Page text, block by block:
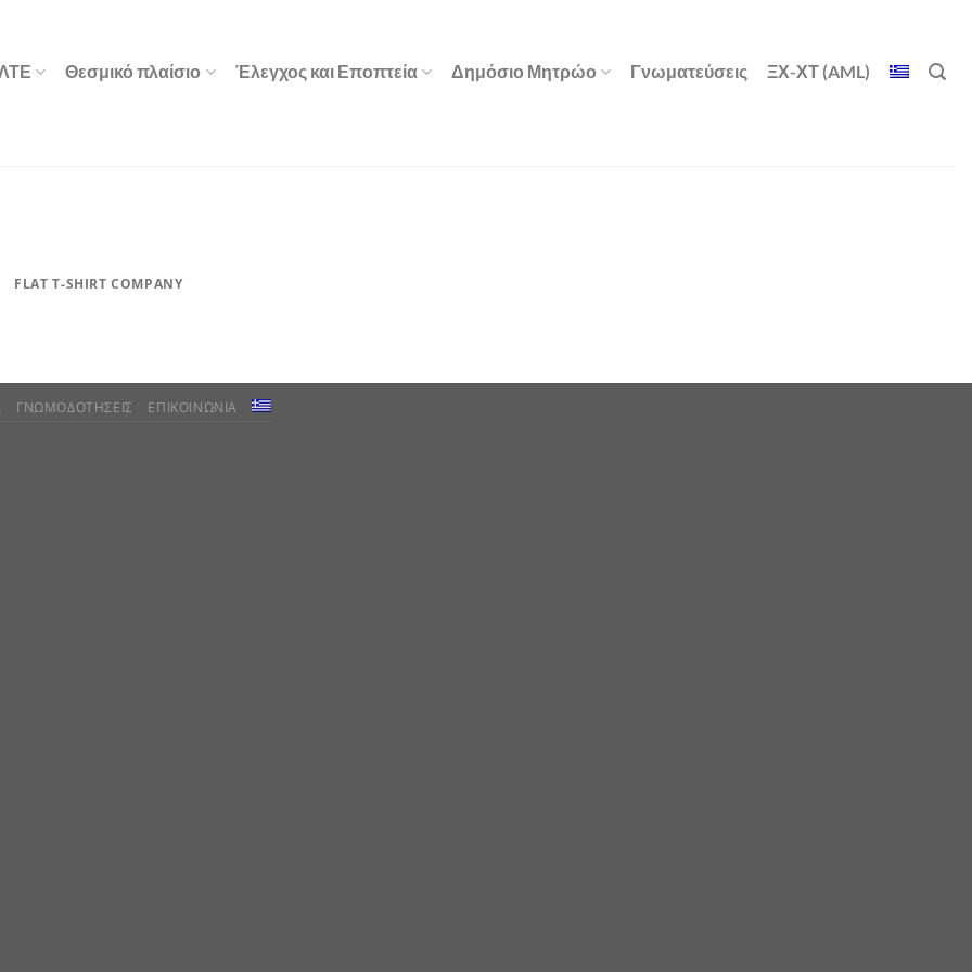
Θεσμικό πλαίσιο Έλεγχος και Εποπτεία Δημόσιο Μητρώο Γνωματεύσεις ΞΧ-ΧΤ (AML)
FLAT T-SHIRT COMPANY
ΓΝΩΜΟΔΟΤΗΣΕΙΣ ΕΠΙΚΟΙΝΩΝΙΑ